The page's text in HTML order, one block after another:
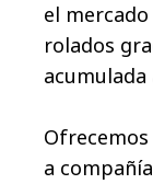
el
rolados
acumulada
a